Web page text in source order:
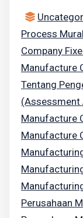
Process
Company
Manufacture
Tentang
(Assessment
Manufacture
Manufacture
Perusahaan